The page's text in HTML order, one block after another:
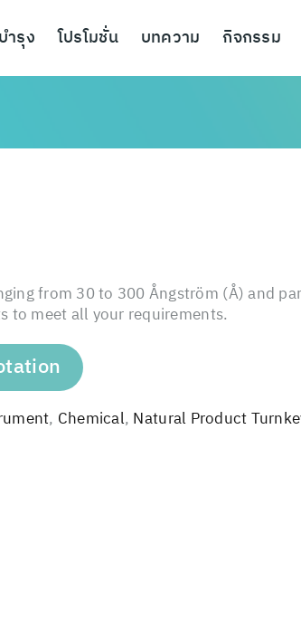
ำรุง โปรโมชั่น บทความ กิจกรรม
from 30 to 300 Ångström (Å) and
to meet all your requirements.
, Chemical, Natural Product